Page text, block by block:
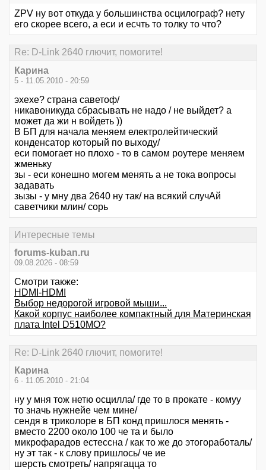
ZPV ну вот откуда у большинства осцилограф? нету
его скорее всего, а еси и есчть то толку то что?
Re: D-Link 2640 глючит, помогите!
Карина
5 - 11.05.2010 - 20:59
эхехе? страна саветоф/
никавоникуда сбрасывать не надо / не выйдет? а
может да жи н войдеть ))
В БП для начала меняем електролейтический
конденсатор который по выходу/
еси помогает но плохо - то в самом роутере меняем
жменьку
зы - еси конешно могем менять а не тока вопросы
задавать
зызы - у мну два 2640 ну так/ на всякий случАй
саветчики млин/ сорь
Интересные темы
forums-kuban.ru
09.08.2026 - 08:59
Смотри также:
HDMI-HDMI
Выбор недорогой игровой мыши...
Какой корпус наиболее компактный для Материнская
плата Intel D510MO?
Re: D-Link 2640 глючит, помогите!
Карина
6 - 11.05.2010 - 21:04
ну у мня тож нетю осцилла/ где то в прокате - комуу
то значь нужнейе чем мине/
сендя в триколоре в БП конд пришлося менять -
вместо 2200 около 100 че та и было
микрофарадов естессна / как то же до этогоработаль/
ну эт так - к слову пришлось/ че ие
шерсть смотреть/ напрягацца то